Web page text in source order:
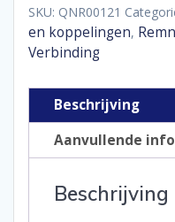
1,0
convex
aantal
SKU: QNR00121
en koppelingen,
Verbinding
Beschrijving
Aanvullende
Beschrijving